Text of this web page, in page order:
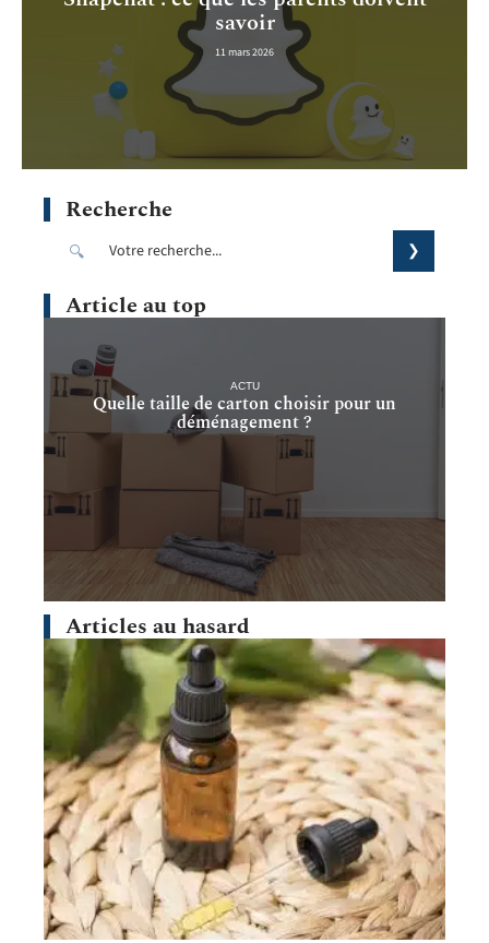
savoir
11 mars 2026
Recherche
Article au top
ACTU
Quelle taille de carton choisir pour un
déménagement ?
Articles au hasard